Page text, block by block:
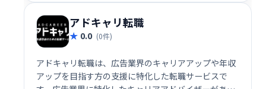
アドキャリ転職
0.0 (0件)
アドキャリ転職は、広告業界のキャリアアップや年収
アップを目指す方の支援に特化した転職サービスで